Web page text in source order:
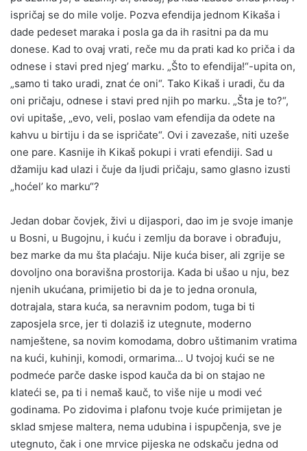
ispričaj se do mile volje. Pozva efendija jednom Kikaša i
dade pedeset maraka i posla ga da ih rasitni pa da mu
donese. Kad to ovaj vrati, reče mu da prati kad ko priča i da
odnese i stavi pred njeg’ marku. „Što to efendija!“-upita on,
„samo ti tako uradi, znat će oni“. Tako Kikaš i uradi, ču da
oni pričaju, odnese i stavi pred njih po marku. „Šta je to?“,
ovi upitaše, „evo, veli, poslao vam efendija da odete na
kahvu u birtiju i da se ispričate“. Ovi i zavezaše, niti uzeše
one pare. Kasnije ih Kikaš pokupi i vrati efendiji. Sad u
džamiju kad ulazi i čuje da ljudi pričaju, samo glasno izusti
„hoćel’ ko marku“?
Jedan dobar čovjek, živi u dijaspori, dao im je svoje imanje
u Bosni, u Bugojnu, i kuću i zemlju da borave i obrađuju,
bez marke da mu šta plaćaju. Nije kuća biser, ali zgrije se
dovoljno ona boravišna prostorija. Kada bi ušao u nju, bez
njenih ukućana, primijetio bi da je to jedna oronula,
dotrajala, stara kuća, sa neravnim podom, tuga bi ti
zaposjela srce, jer ti dolaziš iz utegnute, moderno
namještene, sa novim komodama, dobro uštimanim vratima
na kući, kuhinji, komodi, ormarima… U tvojoj kući se ne
podmeće parče daske ispod kauča da bi on stajao ne
klateći se, pa ti i nemaš kauč, to više nije u modi već
godinama. Po zidovima i plafonu tvoje kuće primijetan je
sklad smjese maltera, nema udubina i ispupčenja, sve je
utegnuto, čak i one mrvice pijeska ne odskaču jedna od